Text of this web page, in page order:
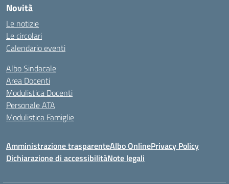
Novità
Le notizie
Le circolari
Calendario eventi
Albo Sindacale
Area Docenti
Modulistica Docenti
Personale ATA
Modulistica Famiglie
Amministrazione trasparenteAlbo OnlinePrivacy Policy
Dichiarazione di accessibilitàNote legali